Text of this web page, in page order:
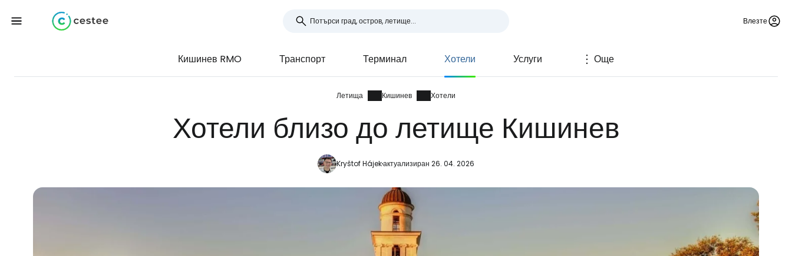
Влезте
Кишинев RMO Транспорт Терминал Хотели Услуги Още
Летища Кишинев Хотели
Хотели близо до летище Кишинев
Kryštof Hájekактуализиран 26. 04. 2026